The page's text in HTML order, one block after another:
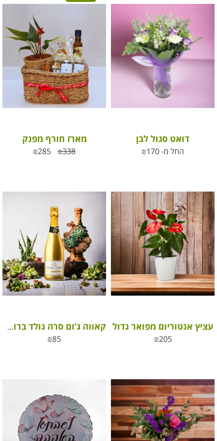
דואט סגול לבן
החל מ- ₪170
מארז חורף מפנק
₪338
₪285
עציץ אנטוריום מפואר גדול
₪205
קאווה ג’ום סרה גולד ברוט (כשר)
₪85